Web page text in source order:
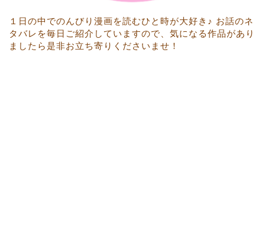
１日の中でのんびり漫画を読むひと時が大好き♪ お話のネ
タバレを毎日ご紹介していますので、気になる作品があり
ましたら是非お立ち寄りくださいませ！